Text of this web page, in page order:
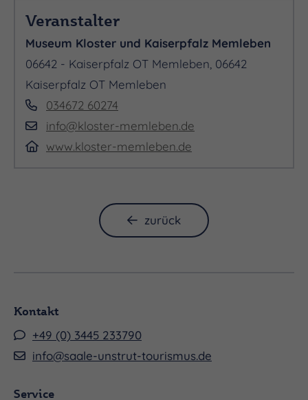
Veranstalter
Museum Kloster und Kaiserpfalz Memleben
06642 - Kaiserpfalz OT Memleben, 06642
Kaiserpfalz OT Memleben
034672 60274
info@kloster-memleben.de
www.kloster-memleben.de
zurück
Kontakt
+49 (0) 3445 233790
info@saale-unstrut-tourismus.de
Service